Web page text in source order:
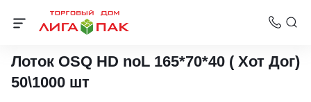
Упаковка для еды на вынос
Лоток OSQ HD noL 165*70*40 ( Хот Дог)
50\1000 шт